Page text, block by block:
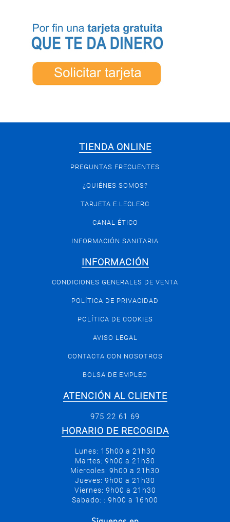
TIENDA ONLINE
PREGUNTAS FRECUENTES
¿QUIÉNES SOMOS?
TARJETA E.LECLERC
CANAL ÉTICO
INFORMACIÓN SANITARIA
INFORMACIÓN
CONDICIONES GENERALES DE VENTA
POLÍTICA DE PRIVACIDAD
POLÍTICA DE COOKIES
AVISO LEGAL
CONTACTA CON NOSOTROS
BOLSA DE EMPLEO
ATENCIÓN AL CLIENTE
975 22 61 69
HORARIO DE RECOGIDA
Lunes: 15h00 a 21h30
Martes: 9h00 a 21h30
Miercoles: 9h00 a 21h30
Jueves: 9h00 a 21h30
Viernes: 9h00 a 21h30
Sabado: : 9h00 a 16h00